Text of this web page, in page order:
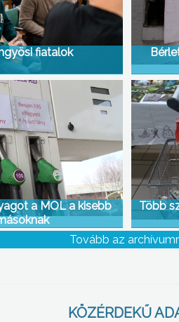
fiatalok
a MOL a kisebb
Több
Tovább az
KÖZÉRDEKŰ